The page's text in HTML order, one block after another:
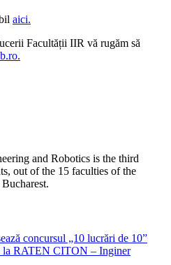
aici.
Facultății IIR vă rugăm să
and Robotics is the third
out of the 15 faculties of the
concursul „10 lucrări de 10”
la RATEN CITON – Inginer